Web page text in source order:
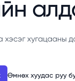
хугацааны
Өмнөх хуудас руу